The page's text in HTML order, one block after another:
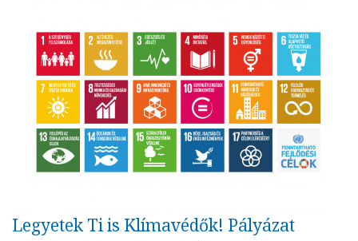
Legyetek Ti is Klímavédők! Pályázat